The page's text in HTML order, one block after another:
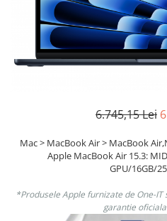
Smartphone IPhone
Mouse
Mouse Pad
6.745,15 Lei
Mac > MacBook Air > MacBook
Apple MacBook Air 15.3:
GPU/16GB/
*Produsele Apple furnizate de One-
garantie